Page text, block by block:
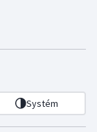
Systém